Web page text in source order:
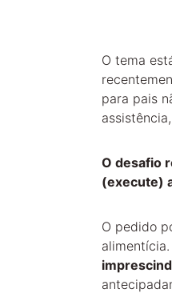
O tema
para pais
O desafio
(execute)
O pedido
alimentícia.